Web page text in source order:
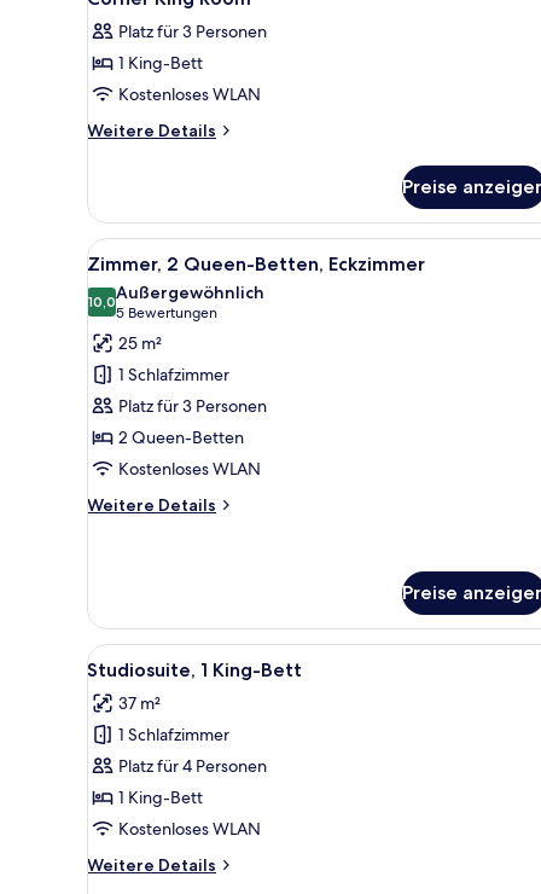
Fotos
für
Corner
King
Room
Platz für 3 Personen
1 King-Bett
Kostenloses WLAN
Weitere Details
Weitere
King
Room
Preise
Alle
Fotos
für
Zimmer,
2 Queen-
Betten,
Eckzimmer
anzeigen
Ein Hotelzimmer mit zwei
6
Zimmer, 2 Queen-Betten, Eckzimmer
10,010,0 von 10
Außergewöhnlich
5 Bewertungen
(5
Bewertungen)
25 m²
1 Schlafzimmer
Platz für 3 Personen
2 Queen-Betten
Kostenloses WLAN
Weitere Details
Weitere
Betten,
Eckzimmer
Preise
Alle
Fotos
für
Studiosuite,
1 King-
Bett
anzeigen
Das Außereinsehen eines
2
Studiosuite, 1 King-Bett
37 m²
1 Schlafzimmer
Platz für 4 Personen
1 King-Bett
Kostenloses WLAN
Weitere Details
Weitere